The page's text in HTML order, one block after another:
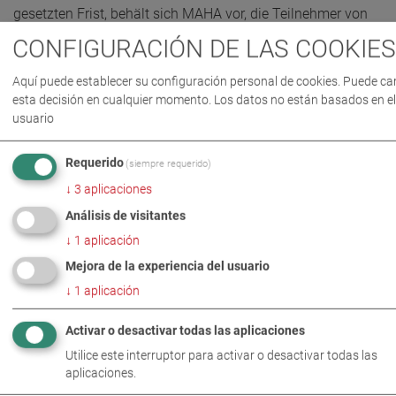
gesetzten Frist, behält sich MAHA vor, die Teilnehmer von
der Teilnahme auszuschließen.
Weitere Ausschlussgründe sind in Ziffer 2 geregelt.
8 Keine Gewinnübermittlung
Sollte eine Gewinnübermittlung an den Gewinner nicht
möglich sein (z.B. da der Gewinnanspruch aufgrund der
Teilnahmebedingungen entfallen ist oder der Gewinner den
Gewinn nicht annimmt) bleibt es MAHA nach eigenem
Ermessen überlassen, was mit dem Gewinn erfolgt (z.B. ob
der Gewinn nach den vorliegenden Teilnahmebedingungen
an die Teilnehmer, die nicht gewonnen haben, vergeben
wird oder ob dieser nicht vergeben und z.B. für ein anderes
Gewinnspiel genutzt wird).
9 Datenschutz
Die erhobenen Daten des Gewinners werden ausschließlich für
die Durchführung des Gewinnspiels sowie der Versendung des
CONFIGURACIÓN DE LAS COOKIES
Aquí puede establecer su configuración personal de cookies. Puede
esta decisión en cualquier momento. Los datos no están basados en el
usuario
Requerido (siempre requerido)
↓ 3 aplicaciones
Análisis de visitantes
↓ 1 aplicación
Mejora de la experiencia del usuario
↓ 1 aplicación
Activar o desactivar todas las aplicaciones
Utilice este interruptor para activar o desactivar todas las
aplicaciones.